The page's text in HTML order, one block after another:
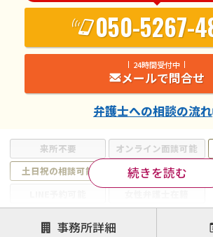
来所不要 オンライン面談可能
土日祝の相談可能
19時以降電話可能
注力案件
続きを読む
050-5267-
24時間受付中
メールで問合せ
弁護士への相談の流れ
事務所詳細